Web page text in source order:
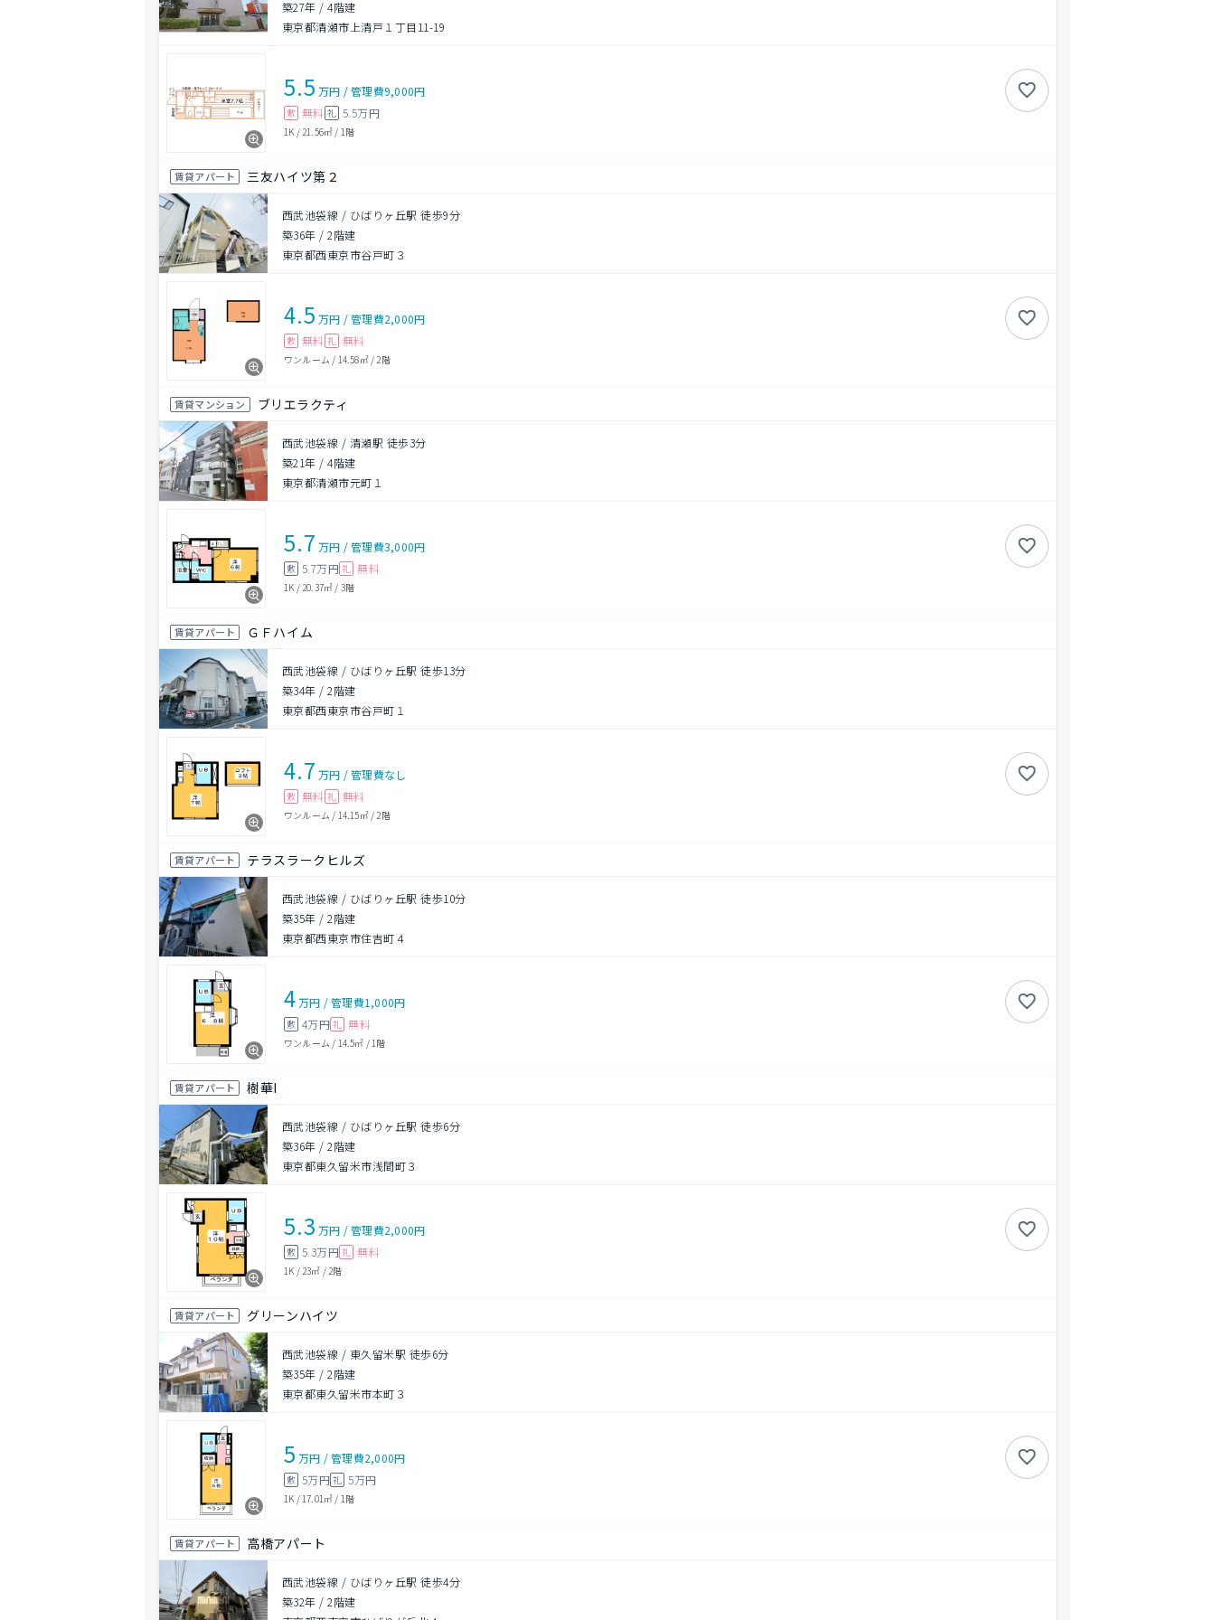
築27年 /4階建
東京都清瀬市上清戸１丁目11-19
5.5 万円 /管理費9,000円
敷 無料 礼 5.5万円
1K / 21.56㎡ / 1階
賃貸アパート 三友ハイツ第２
西武池袋線 / ひばりヶ丘駅 徒歩9分
築36年 /2階建
東京都西東京市谷戸町３
4.5 万円 /管理費2,000円
敷 無料 礼 無料
ワンルーム / 14.58㎡/ 2階
賃貸マンション ブリエラクティ
西武池袋線 / 清瀬駅 徒歩3分
築21年 /4階建
東京都清瀬市元町１
5.7 万円 /管理費3,000円
敷 5.7万円 礼 無料
1K / 20.37㎡ / 3階
賃貸アパート ＧＦハイム
西武池袋線 / ひばりヶ丘駅 徒歩13分
築34年 /2階建
東京都西東京市谷戸町１
4.7 万円 /管理費なし
敷 無料 礼 無料
ワンルーム / 14.15㎡/ 2階
賃貸アパート テラスラークヒルズ
西武池袋線 / ひばりヶ丘駅 徒歩10分
築35年 /2階建
東京都西東京市住吉町４
4万円 /管理費1,000円
敷 4万円 礼 無料
ワンルーム / 14.5㎡ / 1階
賃貸アパート 樹華I
西武池袋線 / ひばりヶ丘駅 徒歩6分
築36年 /2階建
東京都東久留米市浅間町３
5.3 万円 /管理費2,000円
敷 5.3万円 礼 無料
1K / 23㎡ / 2階
賃貸アパート グリーンハイツ
西武池袋線 / 東久留米駅 徒歩6分
築35年 /2階建
東京都東久留米市本町３
5 万円 /管理費2,000円
敷 5万円礼 5万円
1K / 17.01㎡ / 1階
賃貸アパート 高橋アパート
西武池袋線 / ひばりヶ丘駅 徒歩4分
築32年 /2階建